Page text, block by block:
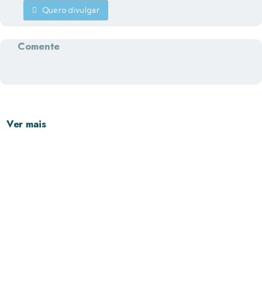
Quero divulgar
Comente
Ver mais